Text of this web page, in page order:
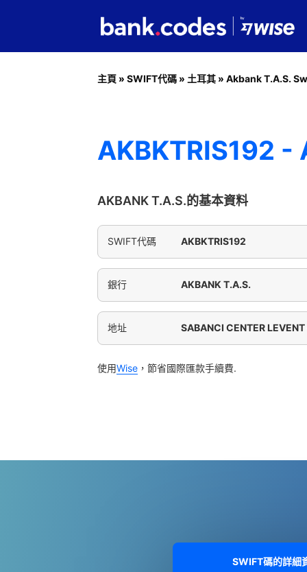
主頁 » SWIFT代碼 » 土耳其 » Akbank T.A.S.
AKBKTRIS192 -
AKBANK T.A.S.的基本資料
SWIFT代碼 AKBKTRIS192
銀行 AKBANK T.A.S.
地址 SABANCI CENTER
使用Wise ，節省國際匯款手續費.
SWIFT碼的詳細